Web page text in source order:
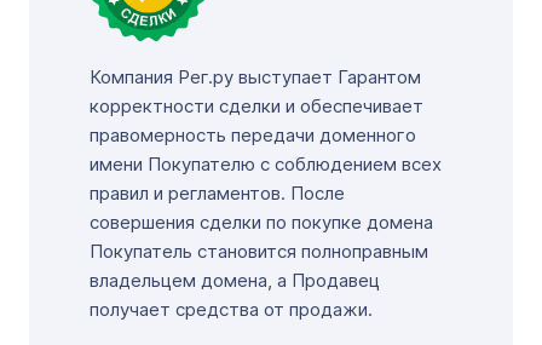
Компания Рег.ру выступает Гарантом
корректности сделки и обеспечивает
правомерность передачи доменного
имени Покупателю с соблюдением всех
правил и регламентов. После
совершения сделки по покупке домена
Покупатель становится полноправным
владельцем домена, а Продавец
получает средства от продажи.